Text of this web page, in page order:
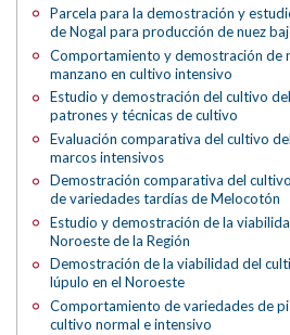
Parcela para la demostración y
de Nogal para producción de nuez
Comportamiento y demostración de
manzano en cultivo intensivo
Estudio y demostración del cultivo
patrones y técnicas de cultivo
Evaluación comparativa del cultivo
marcos intensivos
Demostración comparativa del
de variedades tardías de Melocotón
Estudio y demostración de la
Noroeste de la Región
Demostración de la viabilidad del
lúpulo en el Noroeste
Comportamiento de variedades de
cultivo normal e intensivo